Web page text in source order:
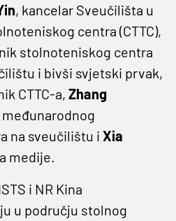
, kancelar Sveučilišta u
centra (CTTC),
stolnoteniskog centra
i bivši svjetski prvak,
CTTC-a, Zhang
na sveučilištu i Xia
medije.
i NR Kina
u području stolnog